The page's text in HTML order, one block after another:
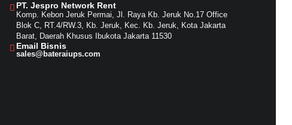
PT. Jespro Network Rent​
Komp. Kebon Jeruk Permai, Jl. Raya Kb. Jeruk No.17 Office
Blok C, RT.4/RW.3, Kb. Jeruk, Kec. Kb. Jeruk, Kota Jakarta
Barat, Daerah Khusus Ibukota Jakarta 11530
Email Bisnis​
sales@bateraiups.com